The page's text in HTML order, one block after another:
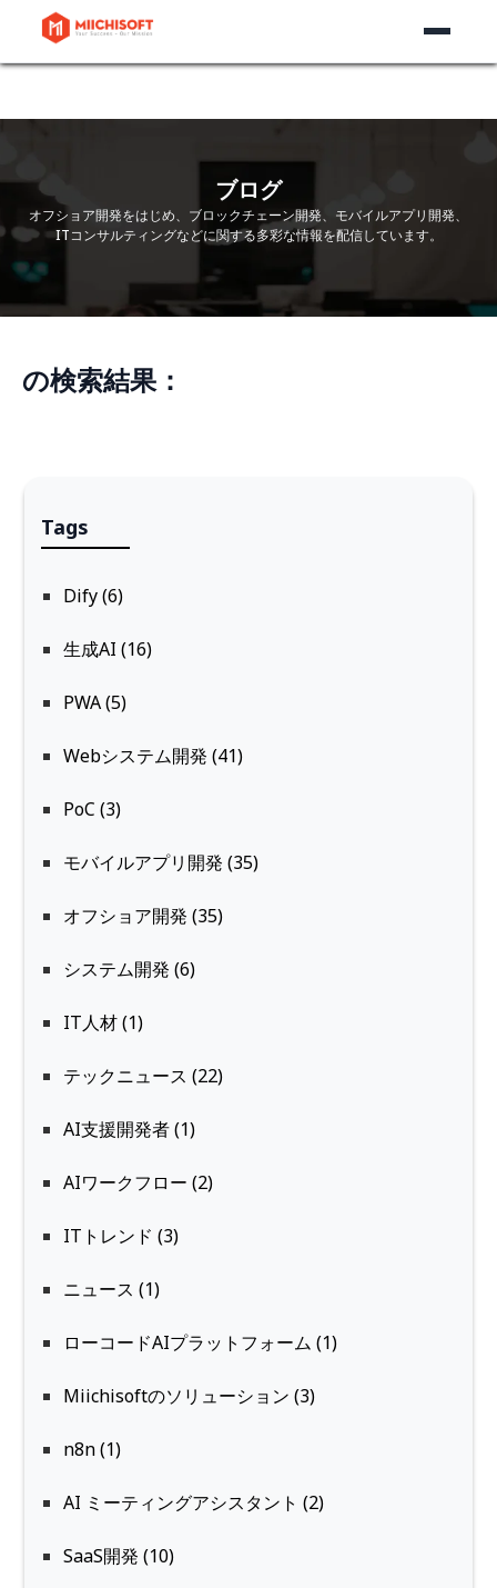
ブログ
オフショア開発をはじめ、ブロックチェーン開発、モバイルアプリ開発、
ITコンサルティングなどに関する多彩な情報を配信しています。
の検索結果：
Tags
Dify (6)
生成AI (16)
PWA (5)
Webシステム開発 (41)
PoC (3)
モバイルアプリ開発 (35)
オフショア開発 (35)
システム開発 (6)
IT人材 (1)
テックニュース (22)
AI支援開発者 (1)
AIワークフロー (2)
ITトレンド (3)
ニュース (1)
ローコードAIプラットフォーム (1)
Miichisoftのソリューション (3)
n8n (1)
AI ミーティングアシスタント (2)
SaaS開発 (10)